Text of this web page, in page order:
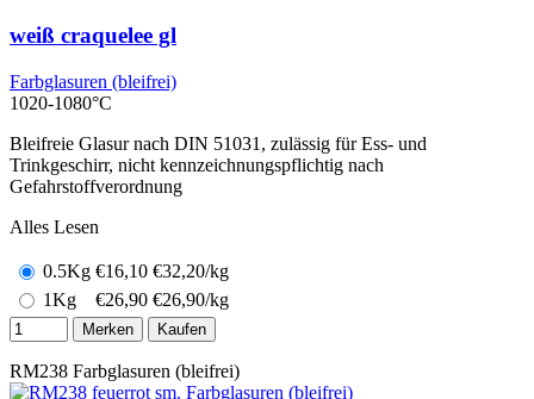
weiß craquelee gl
Farbglasuren (bleifrei)
1020-1080°C
Bleifreie Glasur nach DIN 51031, zulässig für Ess- und
Trinkgeschirr, nicht kennzeichnungspflichtig nach
Gefahrstoffverordnung
Alles Lesen
0.5Kg €16,10 €32,20/kg
1Kg
€26,90 €26,90/kg
Merken Kaufen
RM238 Farbglasuren (bleifrei)